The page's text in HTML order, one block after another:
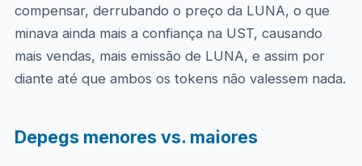
compensar, derrubando o preço da LUNA, o que
minava ainda mais a confiança na UST, causando
mais vendas, mais emissão de LUNA, e assim por
diante até que ambos os tokens não valessem nada.
Depegs menores vs. maiores